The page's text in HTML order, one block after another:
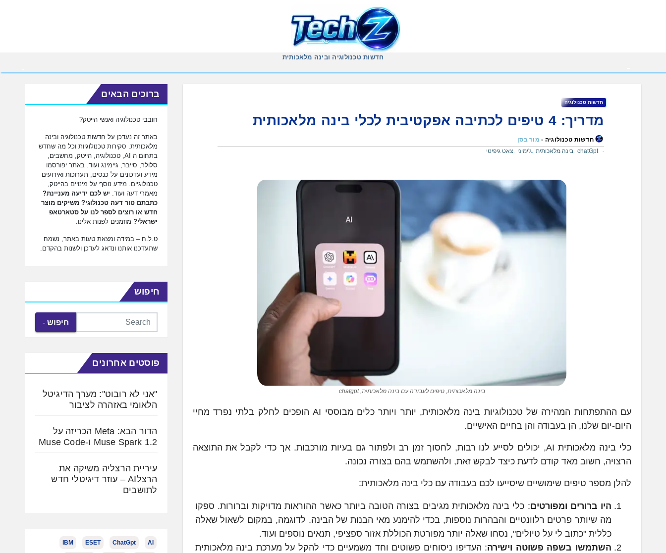
חדשות טכנולוגיה ובינה מלאכותית
חדשות טכנולוגיה
מדריך: 4 טיפים לכתיבה אפקטיבית לכלי בינה מלאכותית
חדשות טכנולוגיה - מור בסן
chatGpt
,בינה מלאכותית ,ג'ימיני ,צאט גיפיטי
בינה מלאכותית, טיפים לעבודה עם בינה מלאכותית, chatgpt
עם ההתפתחות המהירה של טכנולוגיות בינה מלאכותית, יותר ויותר כלים מבוססי AI הופכים לחלק בלתי נפרד מחיי
היום-יום שלנו, הן בעבודה והן בחיים האישיים.
כלי בינה מלאכותית AI, יכולים לסייע לנו רבות, לחסוך זמן רב ולפתור גם בעיות מורכבות. אך כדי לקבל את התוצאה
הרצויה, חשוב מאד קודם לדעת כיצד לבקש זאת, ולהשתמש בהם בצורה נכונה.
להלן מספר טיפים שימושיים שיסייעו לכם בעבודה עם כלי בינה מלאכותית:
היו ברורים ומפורטים: כלי בינה מלאכותית מגיבים בצורה הטובה ביותר כאשר ההוראות מדויקות וברורות. ספקו
מה שיותר פרטים רלוונטיים והבהרות נוספות, בכדי להימנע מאי הבנות של הבינה. לדוגמה, במקום לשאול שאלה
כללית "כתוב לי על טיולים", נסחו שאלה יותר מפורטת הכוללת אזור ספציפי, תנאים נוספים ועוד.
השתמשו בשפה פשוטה וישירה: העדיפו ניסוחים פשוטים וחד משמעיים כדי להקל על מערכת בינה מלאכותית
ברוכים הבאים
חובבי טכנולוגיה ואנשי הייטק?
באתר זה נעדכן על חדשות טכנולוגיה ובינה
מלאכותית. סקירות טכנולוגיות וכל מה שחדש
בתחום ה AI, טכנולוגיה, הייטק, מחשבים,
סלולר, סייבר, גיימינג ועוד. באתר יפורסמו
מידע ועדכונים על כנסים, תערוכות ואירועים
טכנולוגיים. מידע נוסף על מינויים בהייטק,
מאמרי דעה ועוד. יש לכם ידיעה מעניינת?
כתבתם טור דעה טכנולוגי? משיקים מוצר
חדש או רוצים לספר לנו על סטארטאפ
ישראלי? מוזמנים לפנות אלינו.
ט.ל.ח – במידה ומצאת טעות באתר, נשמח
שתעדכנו אותנו ונדאג לעדכן ולשנות בהקדם.
חיפוש
חיפוש
פוסטים אחרונים
"אני לא רובוט": מערך הדיגיטל
הלאומי באזהרה לציבור
הדור הבא: Meta הכריזה על
Muse Spark 1.2 ו-Muse Code
עיריית הרצליה משיקה את
הרצלAI – עוזר דיגיטלי חדש
לתושבים
AI
ChatGpt
ESET
IBM